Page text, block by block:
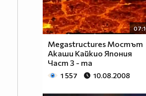
Megastructures Мостът
Акаши Кайкио Япония
Част 3 - та
1 557 10.08.2008